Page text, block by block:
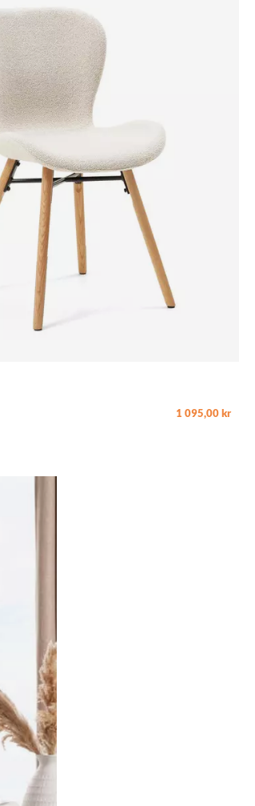
1 095,00 kr